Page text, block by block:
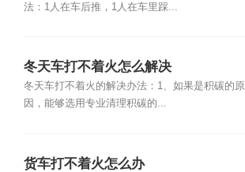
法：1人在车后推，1人在车里踩...
冬天车打不着火怎么解决
冬天车打不着火的解决办法：1、如果是积碳的原
因，能够选用专业清理积碳的...
货车打不着火怎么办